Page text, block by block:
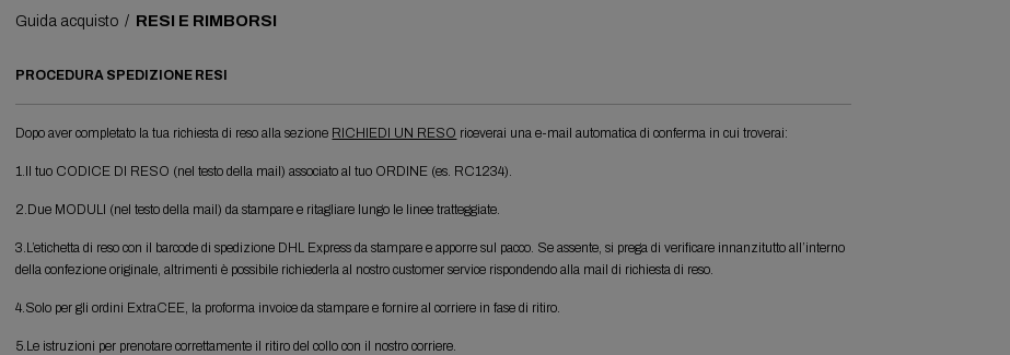
Guida acquisto/ RESI E RIMBORSI
PROCEDURA SPEDIZIONE RESI
Dopo aver completato la tua richiesta di reso alla sezione RICHIEDI UN RESO riceverai una e-mail automatica di conferma in cui troverai:
1.Il tuo CODICE DI RESO (nel testo della mail) associato al tuo ORDINE (es. RC1234).
2.Due MODULI (nel testo della mail) da stampare e ritagliare lungo le linee tratteggiate.
3.L’etichetta di reso con il barcode di spedizione DHL Express da stampare e apporre sul pacco. Se assente, si prega di verificare innanzitutto all’interno
della confezione originale, altrimenti è possibile richiederla al nostro customer service rispondendo alla mail di richiesta di reso.
4.Solo per gli ordini ExtraCEE, la proforma invoice da stampare e fornire al corriere in fase di ritiro.
5.Le istruzioni per prenotare correttamente il ritiro del collo con il nostro corriere.